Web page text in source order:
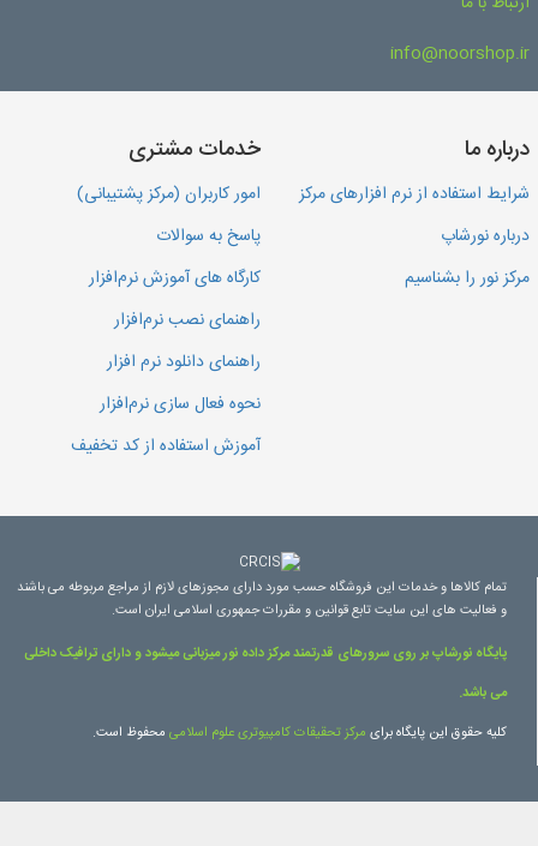
info@noorshop.ir
درباره ما
شرایط استفاده از نرم افزارهای مرکز
درباره نورشاپ
مرکز نور را بشناسیم
خدمات مشتری
امور کاربران (مرکز پشتیبانی)
پاسخ به سوالات
کارگاه های آموزش نرم‌افزار
راهنمای نصب نرم‌افزار
راهنمای دانلود نرم افزار
نحوه فعال سازی نرم‌افزار
آموزش استفاده از کد تخفیف
تمام کالاها و خدمات این فروشگاه حسب مورد دارای مجوزهای لازم از مراجع مربوطه می باشند
و فعالیت های این سایت تابع قوانین و مقررات جمهوری اسلامی ایران است.
پایگاه نورشاپ بر روی سرورهای قدرتمند مرکز داده نور میزبانی میشود و دارای ترافیک داخلی
می باشد.
کلیه حقوق این پایگاه برای مرکز تحقیقات کامپیوتری علوم اسلامی محفوظ است.